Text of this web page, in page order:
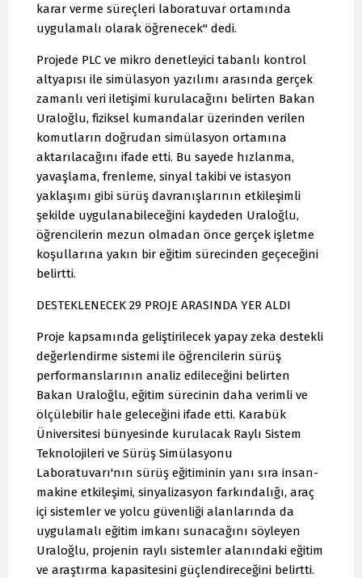
karar verme süreçleri laboratuvar ortamında
uygulamalı olarak öğrenecek" dedi.
Projede PLC ve mikro denetleyici tabanlı kontrol
altyapısı ile simülasyon yazılımı arasında gerçek
zamanlı veri iletişimi kurulacağını belirten Bakan
Uraloğlu, fiziksel kumandalar üzerinden verilen
komutların doğrudan simülasyon ortamına
aktarılacağını ifade etti. Bu sayede hızlanma,
yavaşlama, frenleme, sinyal takibi ve istasyon
yaklaşımı gibi sürüş davranışlarının etkileşimli
şekilde uygulanabileceğini kaydeden Uraloğlu,
öğrencilerin mezun olmadan önce gerçek işletme
koşullarına yakın bir eğitim sürecinden geçeceğini
belirtti.
DESTEKLENECEK 29 PROJE ARASINDA YER ALDI
Proje kapsamında geliştirilecek yapay zeka destekli
değerlendirme sistemi ile öğrencilerin sürüş
performanslarının analiz edileceğini belirten
Bakan Uraloğlu, eğitim sürecinin daha verimli ve
ölçülebilir hale geleceğini ifade etti. Karabük
Üniversitesi bünyesinde kurulacak Raylı Sistem
Teknolojileri ve Sürüş Simülasyonu
Laboratuvarı'nın sürüş eğitiminin yanı sıra insan-
makine etkileşimi, sinyalizasyon farkındalığı, araç
içi sistemler ve yolcu güvenliği alanlarında da
uygulamalı eğitim imkanı sunacağını söyleyen
Uraloğlu, projenin raylı sistemler alanındaki eğitim
ve araştırma kapasitesini güçlendireceğini belirtti.